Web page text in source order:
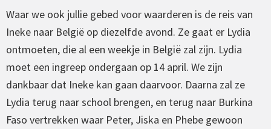
Waar we ook jullie gebed voor waarderen is de reis van
Ineke naar België op diezelfde avond. Ze gaat er Lydia
ontmoeten, die al een weekje in België zal zijn. Lydia
moet een ingreep ondergaan op 14 april. We zijn
dankbaar dat Ineke kan gaan daarvoor. Daarna zal ze
Lydia terug naar school brengen, en terug naar Burkina
Faso vertrekken waar Peter, Jiska en Phebe gewoon